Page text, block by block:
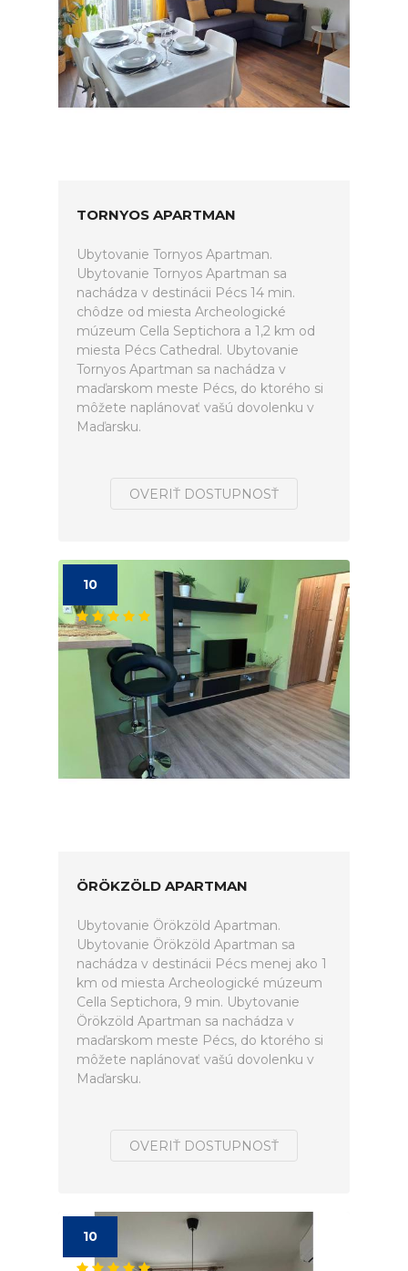
TORNYOS APARTMAN
Ubytovanie Tornyos Apartman.
Ubytovanie Tornyos Apartman sa
nachádza v destinácii Pécs 14 min.
chôdze od miesta Archeologické
múzeum Cella Septichora a 1,2 km od
miesta Pécs Cathedral. Ubytovanie
Tornyos Apartman sa nachádza v
maďarskom meste Pécs, do ktorého si
môžete naplánovať vašú dovolenku v
Maďarsku.
OVERIŤ DOSTUPNOSŤ
10
ÖRÖKZÖLD APARTMAN
Ubytovanie Örökzöld Apartman.
Ubytovanie Örökzöld Apartman sa
nachádza v destinácii Pécs menej ako 1
km od miesta Archeologické múzeum
Cella Septichora, 9 min. Ubytovanie
Örökzöld Apartman sa nachádza v
maďarskom meste Pécs, do ktorého si
môžete naplánovať vašú dovolenku v
Maďarsku.
OVERIŤ DOSTUPNOSŤ
10